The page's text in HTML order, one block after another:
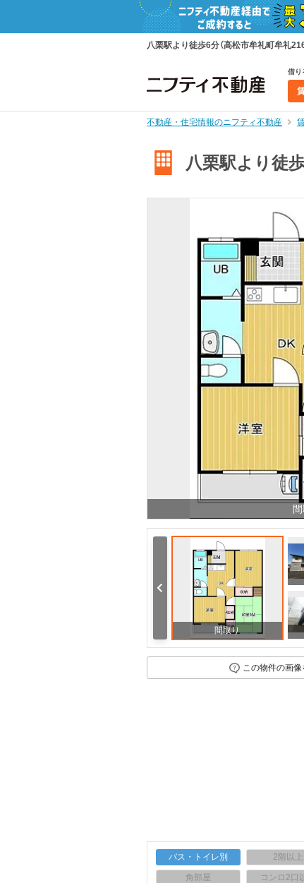
八栗駅より徒歩6分（高松市牟礼町牟礼
借り
不動産・住宅情報のニフティ不動産
八栗駅より徒
間取り
この物件の画
バス・トイレ別 2階以上
角部屋 コンロ2口